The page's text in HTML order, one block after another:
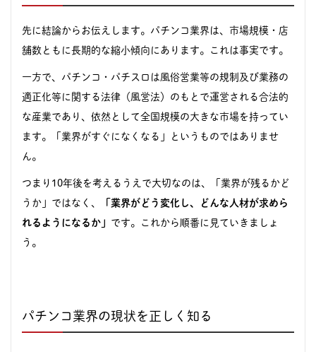
先に結論からお伝えします。パチンコ業界は、市場規模・店
舗数ともに長期的な縮小傾向にあります。これは事実です。
一方で、パチンコ・パチスロは風俗営業等の規制及び業務の
適正化等に関する法律（風営法）のもとで運営される合法的
な産業であり、依然として全国規模の大きな市場を持ってい
ます。「業界がすぐになくなる」というものではありませ
ん。
つまり10年後を考えるうえで大切なのは、「業界が残るかど
うか」ではなく、
「業界がどう変化し、どんな人材が求めら
れるようになるか」 です。これから順番に見ていきましょ
う。
パチンコ業界の現状を正しく知る